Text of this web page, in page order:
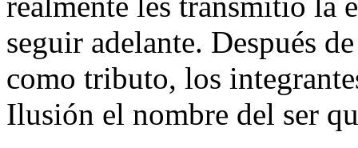
seguir adelante. Después
como tributo, los
Ilusión el nombre del ser